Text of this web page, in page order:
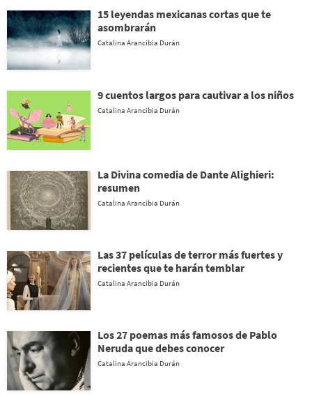
15 leyendas mexicanas cortas que te
asombrarán
Catalina Arancibia Durán
9 cuentos largos para cautivar a los niños
Catalina Arancibia Durán
La Divina comedia de Dante Alighieri:
resumen
Catalina Arancibia Durán
Las 37 películas de terror más fuertes y
recientes que te harán temblar
Catalina Arancibia Durán
Los 27 poemas más famosos de Pablo
Neruda que debes conocer
Catalina Arancibia Durán